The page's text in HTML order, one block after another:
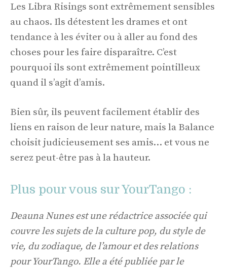
Les Libra Risings sont extrêmement sensibles
au chaos. Ils détestent les drames et ont
tendance à les éviter ou à aller au fond des
choses pour les faire disparaître. C’est
pourquoi ils sont extrêmement pointilleux
quand il s’agit d’amis.
Bien sûr, ils peuvent facilement établir des
liens en raison de leur nature, mais la Balance
choisit judicieusement ses amis… et vous ne
serez peut-être pas à la hauteur.
Plus pour vous sur YourTango :
Deauna Nunes est une rédactrice associée qui
couvre les sujets de la culture pop, du style de
vie, du zodiaque, de l’amour et des relations
pour YourTango. Elle a été publiée par le